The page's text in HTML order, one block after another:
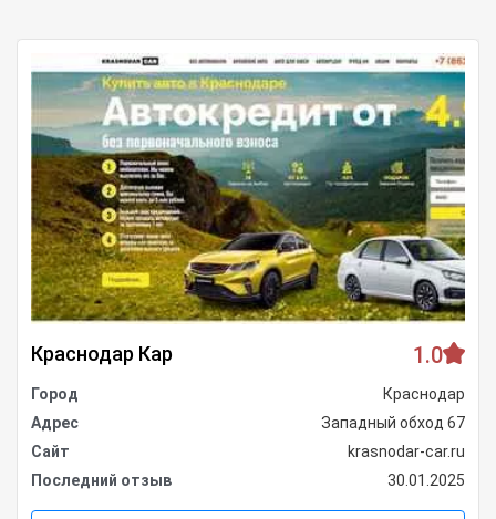
Краснодар Кар 1.0
Город
Краснодар
Адрес
Западный обход 67
Сайт
krasnodar-car.ru
Последний отзыв
30.01.2025